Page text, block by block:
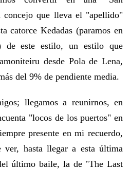
concejo que lleva el "apellido"
catorce Kedadas (paramos en
de este estilo, un estilo que
desde Pola de Lena,
del 9% de pendiente media.
llegamos a reunirnos, en
"locos de los puertos" en
presente en mi recuerdo,
ver, hasta llegar a esta última
último baile, la de "The Last